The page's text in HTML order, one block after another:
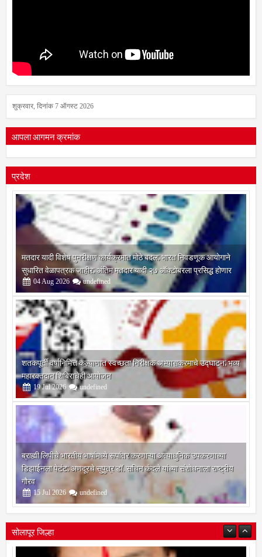
शुक्रवार, दिनांक 7 ऑगस्ट 2026
आपला आगमन क्रमांक
प्रदेश
मतदार यादी विशेष पुनरीक्षण कार्यक्रमात मोठे बदल; भारत निवडणूक आयोगाने
सुधारित वेळापत्रक जाहीर; अंतिम मतदार यादी २७ ऑक्टोबरला प्रसिद्ध होणार
Aug 2026 undefined
शतकपूर्ती वर्षानिमित्त कल्याणात स्वच्छता निरीक्षक अभ्यासक्रमाचे उद्घाटन; भव्य
महारक्तदान शिबिराचेही आयोजन
19 Jul 2026 undefined
ब्राह्मी लिपीचे भारतीय भाषांमध्ये रूपांतर करणाऱ्या अत्याधुनिक उपकरणाच्या
डिझाईनला पेटंट; अणदूरचे सुपुत्र डॉ. सचिन कंदले यांच्या संशोधनाला राष्ट्रीय
गौरव
15 2026
सोलापूर जिल्हा